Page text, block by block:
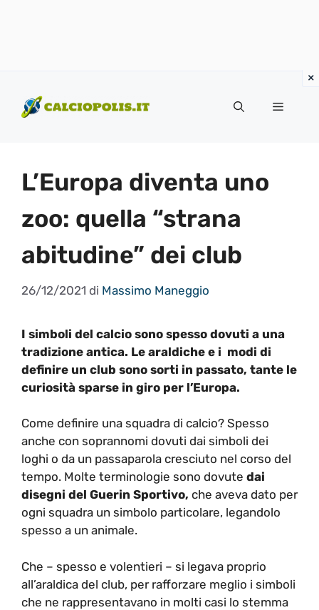
contenuto
Menu
L’Europa diventa uno
zoo: quella “strana
abitudine” dei club
26/12/2021 di Massimo Maneggio
I simboli del calcio sono spesso dovuti a una
tradizione antica. Le araldiche e i modi di
definire un club sono sorti in passato, tante le
curiosità sparse in giro per l’Europa.
Come definire una squadra di calcio? Spesso
anche con soprannomi dovuti dai simboli dei
loghi o da un passaparola cresciuto nel corso del
tempo. Molte terminologie sono dovute dai
disegni del Guerin Sportivo, che aveva dato per
ogni squadra un simbolo particolare, legandolo
spesso a un animale.
Che – spesso e volentieri – si legava proprio
all’araldica del club, per rafforzare meglio i simboli
che ne rappresentavano in molti casi lo stemma